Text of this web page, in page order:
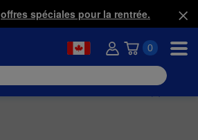
offres spéciales pour la rentrée.
0